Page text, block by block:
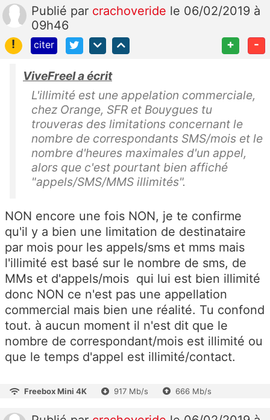
Publié par crachoveride le 06/02/2019 à
09h46
!
citer + -
ViveFreeI a écrit
L'illimité est une appelation commerciale,
chez Orange, SFR et Bouygues tu
trouveras des limitations concernant le
nombre de correspondants SMS/mois et le
nombre d'heures maximales d'un appel,
alors que c'est pourtant bien affiché
"appels/SMS/MMS illimités".
NON encore une fois NON, je te confirme
qu'il y a bien une limitation de destinataire
par mois pour les appels/sms et mms mais
l'illimité est basé sur le nombre de sms, de
MMs et d'appels/mois qui lui est bien illimité
donc NON ce n'est pas une appellation
commercial mais bien une réalité. Tu confond
tout. à aucun moment il n'est dit que le
nombre de correspondant/mois est illimité ou
que le temps d'appel est illimité/contact.
Freebox Mini 4K 917 Mb/s 666 Mb/s